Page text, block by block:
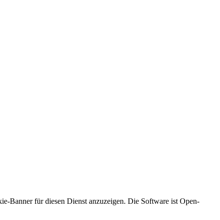
Banner für diesen Dienst anzuzeigen. Die Software ist Open-